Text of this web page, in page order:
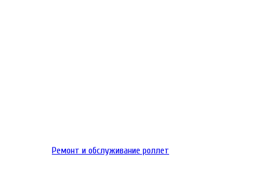
Ремонт и обслуживание роллет